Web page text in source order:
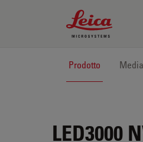
Leica
Prodotto Media
LED3000